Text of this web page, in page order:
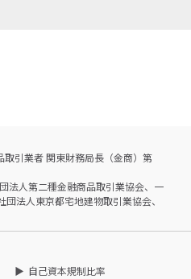
引業者 関東財務局長（金商）第
法人第二種金融商品取引業協会、一
法人東京都宅地建物取引業協会、
自己資本規制比率